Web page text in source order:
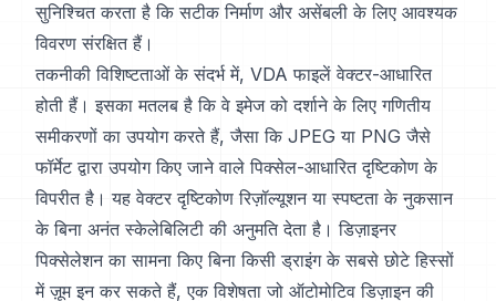
सुनिश्चित करता है कि सटीक निर्माण और असेंबली के लिए आवश्यक
विवरण संरक्षित हैं।
तकनीकी विशिष्टताओं के संदर्भ में, VDA फाइलें वेक्टर-आधारित
होती हैं। इसका मतलब है कि वे इमेज को दर्शाने के लिए गणितीय
समीकरणों का उपयोग करते हैं, जैसा कि JPEG या PNG जैसे
फॉर्मेट द्वारा उपयोग किए जाने वाले पिक्सेल-आधारित दृष्टिकोण के
विपरीत है। यह वेक्टर दृष्टिकोण रिज़ॉल्यूशन या स्पष्टता के नुकसान
के बिना अनंत स्केलेबिलिटी की अनुमति देता है। डिज़ाइनर
पिक्सेलेशन का सामना किए बिना किसी ड्राइंग के सबसे छोटे हिस्सों
में ज़ूम इन कर सकते हैं, एक विशेषता जो ऑटोमोटिव डिज़ाइन की